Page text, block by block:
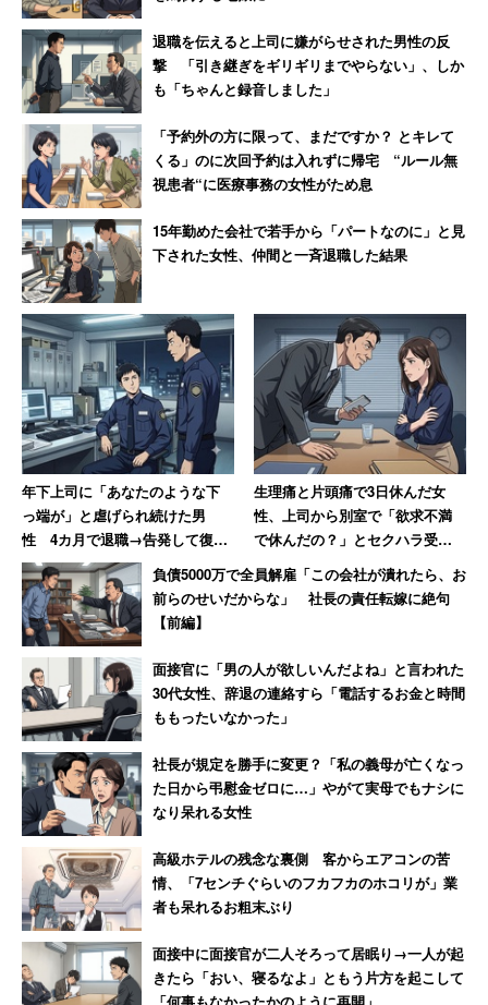
退職を伝えると上司に嫌がらせされた男性の反
撃 「引き継ぎをギリギリまでやらない」、しか
も「ちゃんと録音しました」
「予約外の方に限って、まだですか？ とキレて
くる」のに次回予約は入れずに帰宅 “ルール無
視患者“に医療事務の女性がため息
15年勤めた会社で若手から「パートなのに」と見
下された女性、仲間と一斉退職した結果
年下上司に「あなたのような下
っ端が」と虐げられ続けた男
性 4カ月で退職→告発して復讐
を果たすまで【前編】
生理痛と片頭痛で3日休んだ女
性、上司から別室で「欲求不満
で休んだの？」とセクハラ受け
て退職→その後、会社倒産で
「ザマーミロ！」
負債5000万で全員解雇「この会社が潰れたら、お
前らのせいだからな」 社長の責任転嫁に絶句
【前編】
面接官に「男の人が欲しいんだよね」と言われた
30代女性、辞退の連絡すら「電話するお金と時間
ももったいなかった」
社長が規定を勝手に変更？「私の義母が亡くなっ
た日から弔慰金ゼロに…」やがて実母でもナシに
なり呆れる女性
高級ホテルの残念な裏側 客からエアコンの苦
情、「7センチぐらいのフカフカのホコリが」業
者も呆れるお粗末ぶり
面接中に面接官が二人そろって居眠り→一人が起
きたら「おい、寝るなよ」ともう片方を起こして